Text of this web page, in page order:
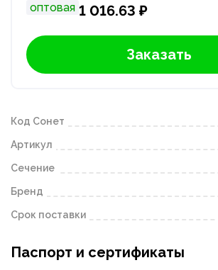
оптовая 1 016.63 ₽
Заказать
Код Сонет
Артикул
Сечение
Бренд
Срок поставки
Паспорт и сертификаты